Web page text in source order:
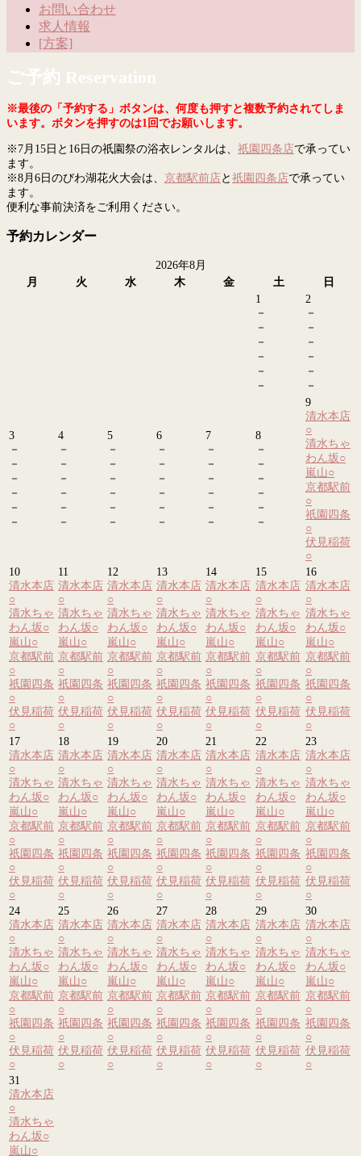
お問い合わせ
求人情報
[方案]
ご予約 Reservation
※最後の「予約する」ボタンは、何度も押すと複数予約されてしま
います。ボタンを押すのは1回でお願いします。
※7月15日と16日の祇園祭の浴衣レンタルは、 祇園四条店で承ってい
ます。
※8月6日のびわ湖花火大会は、 京都駅前店 と 祇園四条店で承ってい
ます。
便利な事前決済をご利用ください。
予約カレンダー
2026年8月
月
火 水 木 金 土
日
1
－
－
－
－
－
－
2
－
－
－
－
－
－
3
－
－
－
－
－
－
4
－
－
－
－
－
－
5
－
－
－
－
－
－
6
－
－
－
－
－
－
7
－
－
－
－
－
－
8
－
－
－
－
－
－
9
清水本店
○
清水ちゃ
わん坂○
嵐山○
京都駅前
○
祇園四条
○
伏見稲荷
○
10
清水本店
○
清水ちゃ
わん坂○
嵐山○
京都駅前
○
祇園四条
○
伏見稲荷
○
11
清水本店
○
清水ちゃ
わん坂○
嵐山○
京都駅前
○
祇園四条
○
伏見稲荷
○
12
清水本店
○
清水ちゃ
わん坂○
嵐山○
京都駅前
○
祇園四条
○
伏見稲荷
○
13
清水本店
○
清水ちゃ
わん坂○
嵐山○
京都駅前
○
祇園四条
○
伏見稲荷
○
14
清水本店
○
清水ちゃ
わん坂○
嵐山○
京都駅前
○
祇園四条
○
伏見稲荷
○
15
清水本店
○
清水ちゃ
わん坂○
嵐山○
京都駅前
○
祇園四条
○
伏見稲荷
○
16
清水本店
○
清水ちゃ
わん坂○
嵐山○
京都駅前
○
祇園四条
○
伏見稲荷
○
17
清水本店
○
清水ちゃ
わん坂○
嵐山○
京都駅前
○
祇園四条
○
伏見稲荷
○
18
清水本店
○
清水ちゃ
わん坂○
嵐山○
京都駅前
○
祇園四条
○
伏見稲荷
○
19
清水本店
○
清水ちゃ
わん坂○
嵐山○
京都駅前
○
祇園四条
○
伏見稲荷
○
20
清水本店
○
清水ちゃ
わん坂○
嵐山○
京都駅前
○
祇園四条
○
伏見稲荷
○
21
清水本店
○
清水ちゃ
わん坂○
嵐山○
京都駅前
○
祇園四条
○
伏見稲荷
○
22
清水本店
○
清水ちゃ
わん坂○
嵐山○
京都駅前
○
祇園四条
○
伏見稲荷
○
23
清水本店
○
清水ちゃ
わん坂○
嵐山○
京都駅前
○
祇園四条
○
伏見稲荷
○
24
清水本店
○
清水ちゃ
わん坂○
嵐山○
京都駅前
○
祇園四条
○
伏見稲荷
○
25
清水本店
○
清水ちゃ
わん坂○
嵐山○
京都駅前
○
祇園四条
○
伏見稲荷
○
26
清水本店
○
清水ちゃ
わん坂○
嵐山○
京都駅前
○
祇園四条
○
伏見稲荷
○
27
清水本店
○
清水ちゃ
わん坂○
嵐山○
京都駅前
○
祇園四条
○
伏見稲荷
○
28
清水本店
○
清水ちゃ
わん坂○
嵐山○
京都駅前
○
祇園四条
○
伏見稲荷
○
29
清水本店
○
清水ちゃ
わん坂○
嵐山○
京都駅前
○
祇園四条
○
伏見稲荷
○
30
清水本店
○
清水ちゃ
わん坂○
嵐山○
京都駅前
○
祇園四条
○
伏見稲荷
○
31
清水本店
○
清水ちゃ
わん坂○
嵐山○